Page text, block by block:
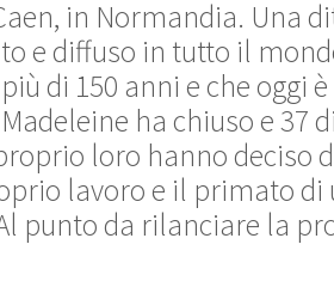
in Normandia. Una
e diffuso in tutto il
di 150 anni e che oggi
ha chiuso e 37
loro hanno deciso
lavoro e il primato di
punto da rilanciare la